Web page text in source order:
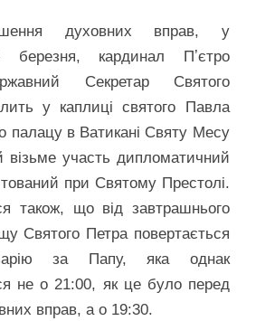
духовних вправ, у
березня, кардинал Пʼєтро
Секретар Святого
у каплиці святого Павла
палацу в Ватикані Святу Месу
візьме участь дипломатичний
при Святому Престолі.
також, що від завтрашнього
Святого Петра повертається
за Папу, яка однак
не о 21:00, як це було перед
вправ, а о 19:30.